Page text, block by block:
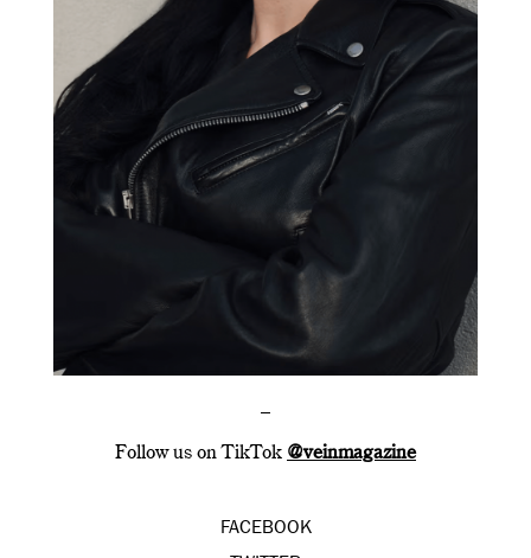
–
Follow us on TikTok @veinmagazine
FACEBOOK